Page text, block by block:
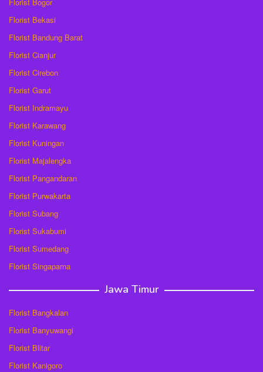
Florist Bekasi
Florist Bandung Barat
Florist Cianjur
Florist Cirebon
Florist Garut
Florist Indramayu
Florist Karawang
Florist Kuningan
Florist Majalengka
Florist Pangandaran
Florist Purwakarta
Florist Subang
Florist Sukabumi
Florist Sumedang
Florist Singaparna
Jawa Timur
Florist Bangkalan
Florist Banyuwangi
Florist Blitar
Florist Kanigoro